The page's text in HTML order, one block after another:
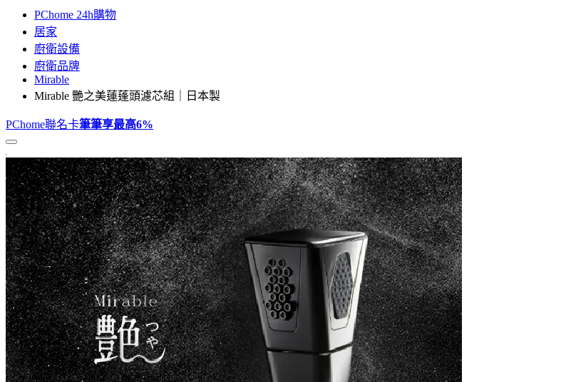
PChome 24h購物
居家
廚衛設備
廚衛品牌
Mirable
Mirable 艷之美蓮蓬頭濾芯組｜日本製
PChome聯名卡筆筆享最高6%